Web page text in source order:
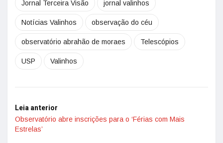
Jornal Terceira Visão jornal valinhos
Notícias Valinhos observação do céu
observatório abrahão de moraes Telescópios
USP Valinhos
Leia anterior
Observatório abre inscrições para o ‘Férias com Mais
Estrelas’